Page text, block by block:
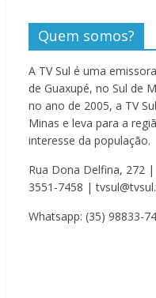
Quem somos?
A TV Sul é uma
de Guaxupé, no Sul de
no ano de 2005, a TV
Minas e leva para a
interesse da população.
Rua Dona Delfina, 272
3551-7458 |
Whatsapp: (35) 98833-